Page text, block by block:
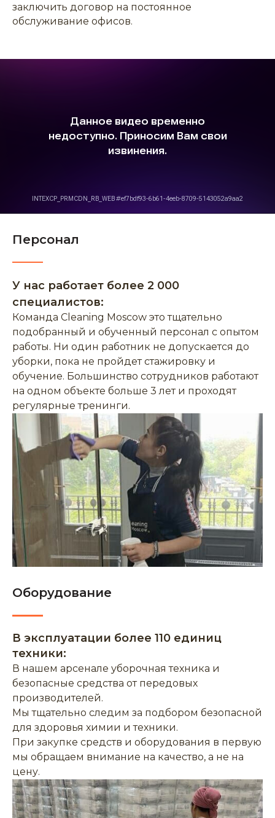
заключить договор на постоянное
обслуживание офисов.
Персонал
У нас работает более 2 000
специалистов:
Команда Cleaning Moscow это тщательно
подобранный и обученный персонал с опытом
работы. Ни один работник не допускается до
уборки, пока не пройдет стажировку и
обучение. Большинство сотрудников работают
на одном объекте больше 3 лет и проходят
регулярные тренинги.
Оборудование
В эксплуатации более 110 единиц
техники:
В нашем арсенале уборочная техника и
безопасные средства от передовых
производителей.
Мы тщательно следим за подбором безопасной
для здоровья химии и техники.
При закупке средств и оборудования в первую
мы обращаем внимание на качество, а не на
цену.